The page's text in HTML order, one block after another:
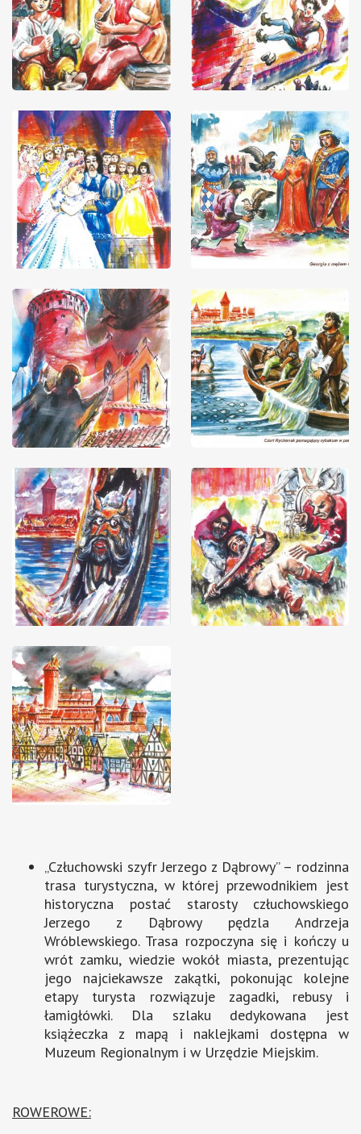
„Człuchowski szyfr Jerzego z Dąbrowy” – rodzinna
trasa turystyczna, w której przewodnikiem jest
historyczna postać starosty człuchowskiego
Jerzego z Dąbrowy pędzla Andrzeja
Wróblewskiego. Trasa rozpoczyna się i kończy u
wrót zamku, wiedzie wokół miasta, prezentując
jego najciekawsze zakątki, pokonując kolejne
etapy turysta rozwiązuje zagadki, rebusy i
łamigłówki. Dla szlaku dedykowana jest
książeczka z mapą i naklejkami dostępna w
Muzeum Regionalnym i w Urzędzie Miejskim.
ROWEROWE: